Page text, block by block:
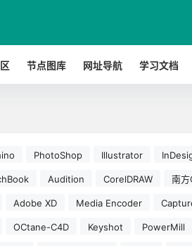
节点图库 网址导航 学习文档
PhotoShop Illustrator
Audition CorelDRAW 南方
Adobe XD Media Encoder
OCtane-C4D Keyshot PowerMill